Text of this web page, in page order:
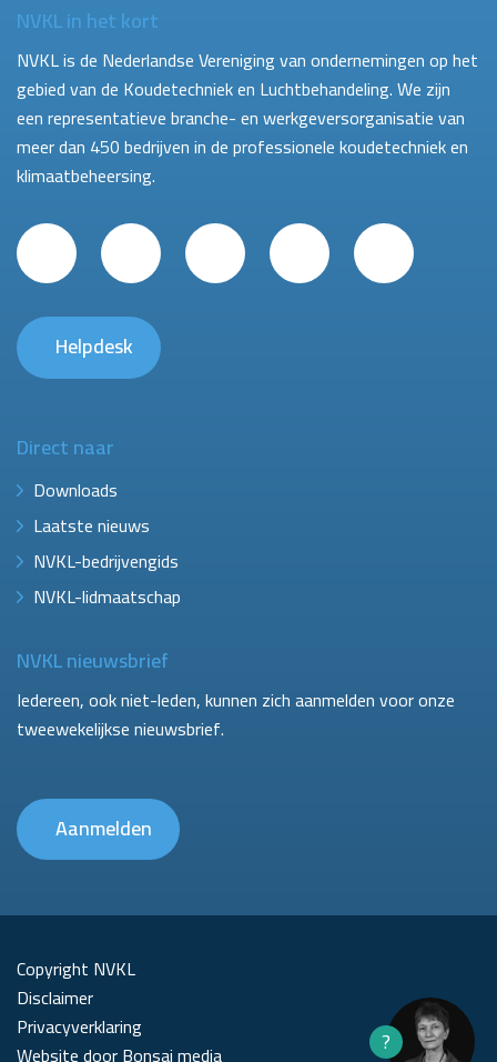
NVKL in het kort
NVKL is de Nederlandse Vereniging van ondernemingen op het
gebied van de Koudetechniek en Luchtbehandeling. We zijn
een representatieve branche- en werkgeversorganisatie van
meer dan 450 bedrijven in de professionele koudetechniek en
klimaatbeheersing.
Helpdesk
Direct naar
Downloads
Laatste nieuws
NVKL-bedrijvengids
NVKL-lidmaatschap
NVKL nieuwsbrief
Iedereen, ook niet-leden, kunnen zich aanmelden voor onze
tweewekelijkse nieuwsbrief.
Aanmelden
Copyright NVKL
Disclaimer
Privacyverklaring
Website door Bonsai media
?